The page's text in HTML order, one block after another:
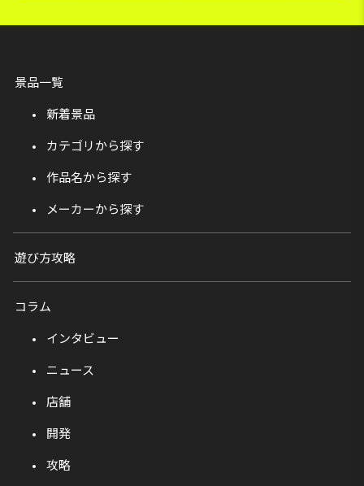
景品一覧
新着景品
カテゴリから探す
作品名から探す
メーカーから探す
遊び方攻略
コラム
インタビュー
ニュース
店舗
開発
攻略